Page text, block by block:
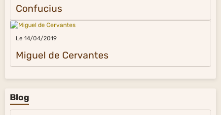
Confucius
Le 14/04/2019
Miguel de Cervantes
Blog